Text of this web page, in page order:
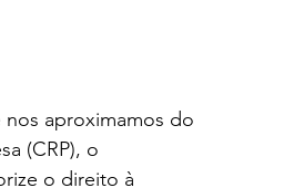
aproximamos do
(CRP), o
o direito à